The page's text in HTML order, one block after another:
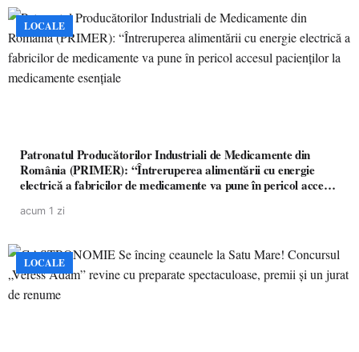
LOCALE
Patronatul Producătorilor Industriali de Medicamente din
România (PRIMER): “Întreruperea alimentării cu energie
electrică a fabricilor de medicamente va pune în pericol accesul
acum 1 zi
LOCALE